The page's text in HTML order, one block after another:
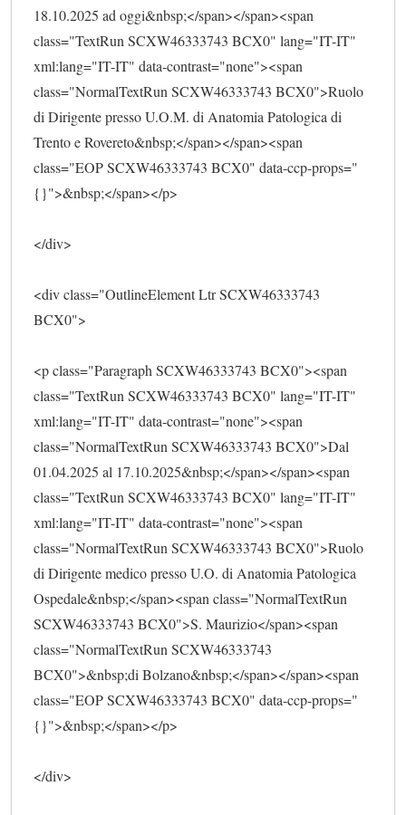
18.10.2025 ad oggi&nbsp;</span></span><span
class="TextRun SCXW46333743 BCX0" lang="IT-IT"
xml:lang="IT-IT" data-contrast="none"><span
class="NormalTextRun SCXW46333743 BCX0">Ruolo
di Dirigente presso U.O.M. di Anatomia Patologica di
Trento e Rovereto&nbsp;</span></span><span
class="EOP SCXW46333743 BCX0" data-ccp-props="
{}">&nbsp;</span></p>
</div>
<div class="OutlineElement Ltr SCXW46333743
BCX0">
<p class="Paragraph SCXW46333743 BCX0"><span
class="TextRun SCXW46333743 BCX0" lang="IT-IT"
xml:lang="IT-IT" data-contrast="none"><span
class="NormalTextRun SCXW46333743 BCX0">Dal
01.04.2025 al 17.10.2025&nbsp;</span></span><span
class="TextRun SCXW46333743 BCX0" lang="IT-IT"
xml:lang="IT-IT" data-contrast="none"><span
class="NormalTextRun SCXW46333743 BCX0">Ruolo
di Dirigente medico presso U.O. di Anatomia Patologica
Ospedale&nbsp;</span><span class="NormalTextRun
SCXW46333743 BCX0">S. Maurizio</span><span
class="NormalTextRun SCXW46333743
BCX0">&nbsp;di Bolzano&nbsp;</span></span><span
class="EOP SCXW46333743 BCX0" data-ccp-props="
{}">&nbsp;</span></p>
</div>